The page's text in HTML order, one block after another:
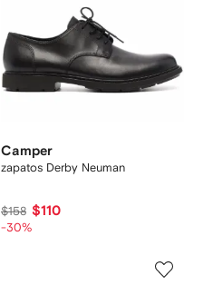
Camper
zapatos Derby Neuman
$158 $110
-30%